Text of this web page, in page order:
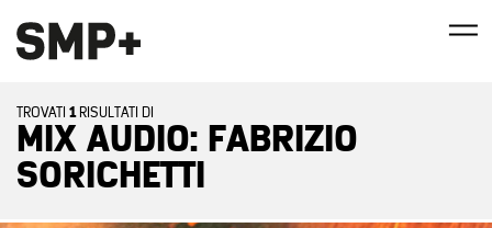
TROVATI 1RISULTATI DI
MIX AUDIO: FABRIZIO
SORICHETTI